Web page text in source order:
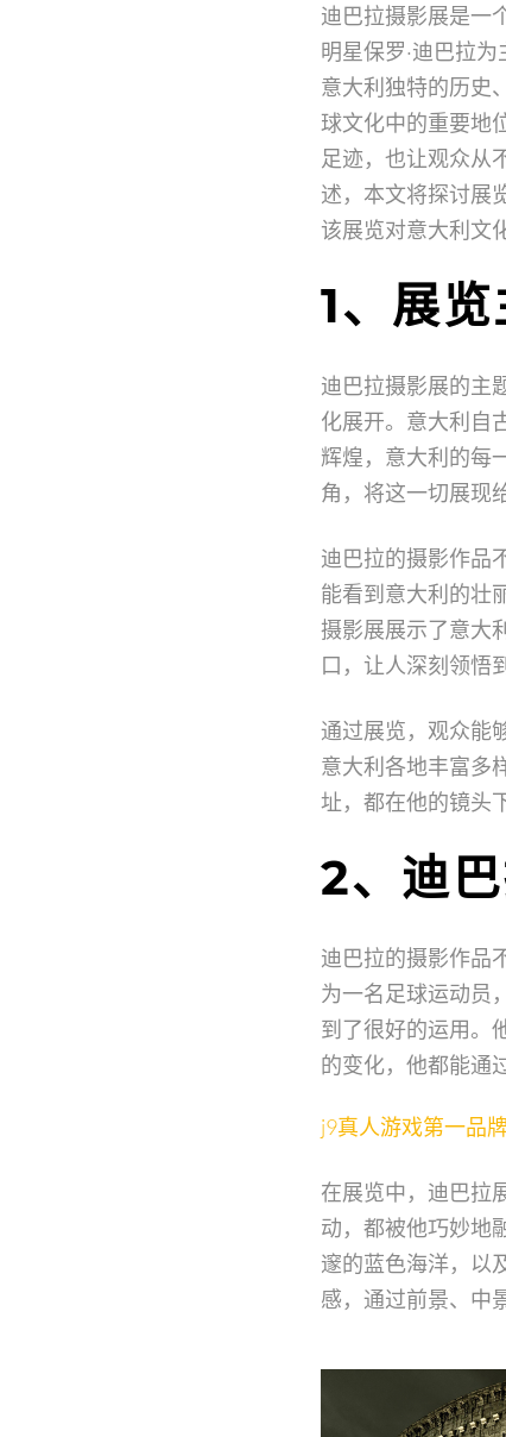
迪巴拉摄影展是一
明星保罗·迪巴拉
意大利独特的历史
球文化中的重要地
足迹，也让观众从
述，本文将探讨展
该展览对意大利文
1、展
迪巴拉摄影展的主
化展开。意大利自
辉煌，意大利的每
角，将这一切展现
迪巴拉的摄影作品
能看到意大利的壮
摄影展展示了意大
口，让人深刻领悟
通过展览，观众能
意大利各地丰富多
址，都在他的镜头
2、迪
迪巴拉的摄影作品
为一名足球运动员
到了很好的运用。
的变化，他都能通
j9真人游戏第一品
在展览中，迪巴拉
动，都被他巧妙地
邃的蓝色海洋，以
感，通过前景、中